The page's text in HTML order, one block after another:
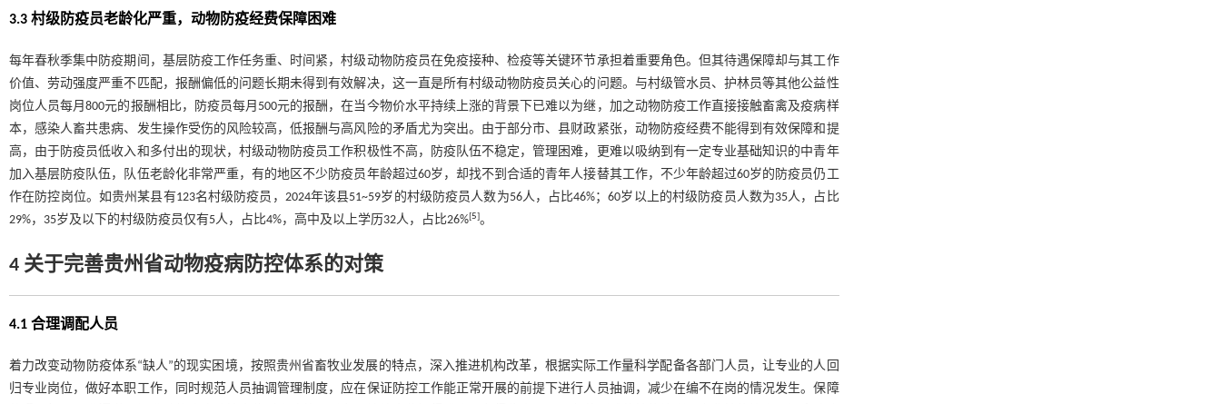
3.3 村级防疫员老龄化严重，动物防疫经费保障困难
每年春秋季集中防疫期间，基层防疫工作任务重、时间紧，村级动物防疫员在免疫接种、检疫等关键环节承担着重要角色。但其待遇保障却与其工作
价值、劳动强度严重不匹配，报酬偏低的问题长期未得到有效解决，这一直是所有村级动物防疫员关心的问题。与村级管水员、护林员等其他公益性
岗位人员每月800元的报酬相比，防疫员每月500元的报酬，在当今物价水平持续上涨的背景下已难以为继，加之动物防疫工作直接接触畜禽及疫病样
本，感染人畜共患病、发生操作受伤的风险较高，低报酬与高风险的矛盾尤为突出。由于部分市、县财政紧张，动物防疫经费不能得到有效保障和提
高，由于防疫员低收入和多付出的现状，村级动物防疫员工作积极性不高，防疫队伍不稳定，管理困难，更难以吸纳到有一定专业基础知识的中青年
加入基层防疫队伍，队伍老龄化非常严重，有的地区不少防疫员年龄超过60岁，却找不到合适的青年人接替其工作，不少年龄超过60岁的防疫员仍工
作在防控岗位。如贵州某县有123名村级防疫员，2024年该县51~59岁的村级防疫员人数为56人，占比46%；60岁以上的村级防疫员人数为35人，占比
29%，35岁及以下的村级防疫员仅有5人，占比4%，高中及以上学历32人，占比26%[5]。
4 关于完善贵州省动物疫病防控体系的对策
4.1 合理调配人员
着力改变动物防疫体系“缺人”的现实困境，按照贵州省畜牧业发展的特点，深入推进机构改革，根据实际工作量科学配备各部门人员，让专业的人回
归专业岗位，做好本职工作，同时规范人员抽调管理制度，应在保证防控工作能正常开展的前提下进行人员抽调，减少在编不在岗的情况发生。保障